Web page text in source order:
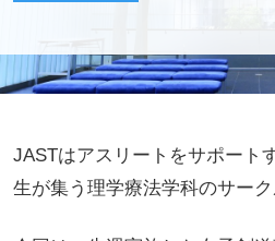
JASTはアスリートをサポート
生が集う理学療法学科のサーク